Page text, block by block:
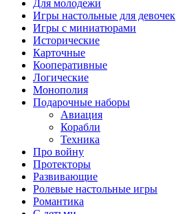
Для молодежи
Игры настольные для девочек
Игры с миниатюрами
Исторические
Карточные
Кооперативные
Логические
Монополия
Подарочные наборы
Авиация
Корабли
Техника
Про войну
Протекторы
Развивающие
Ролевые настольные игры
Романтика